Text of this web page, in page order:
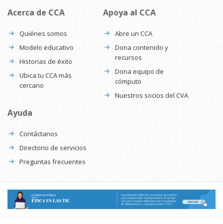
Acerca de CCA
Quiénes somos
Modelo educativo
Historias de éxito
Ubica tu CCA más
cercano
Apoya al CCA
Abre un CCA
Dona contenido y
recursos
Dona equipo de
cómputo
Nuestros socios del CVA
Ayuda
Contáctanos
Directorio de servicios
Preguntas frecuentes